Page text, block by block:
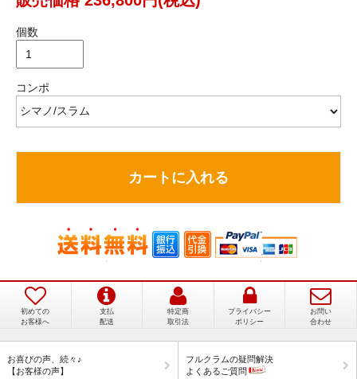
加速感が半端ない！本当に買って良かった！
個数
コンポ
カートに入れる
初めての
お客様へ
支払
配送
特定商
取引法
プライバシー
ポリシー
お問い
合わせ
お喜びの声、続々♪
【お客様の声】
フルクラムの疑問解決
よくあるご質問